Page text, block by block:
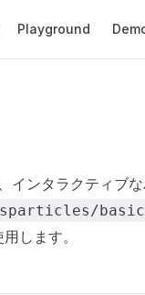
Playground
インタラクティブ
basic
します。